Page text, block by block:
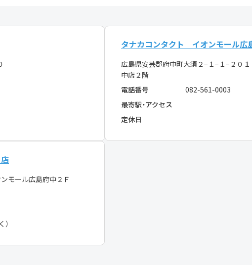
タナカコンタクト イオンモール広
広島県安芸郡府中町大須２−１−１−２０
中店２階
電話番号
082-561-0003
最寄駅・アクセス
定休日
モール広島府中２Ｆ
）